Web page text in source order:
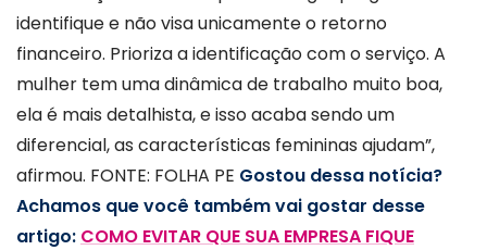
identifique e não visa unicamente o retorno
financeiro. Prioriza a identificação com o serviço. A
mulher tem uma dinâmica de trabalho muito boa,
ela é mais detalhista, e isso acaba sendo um
diferencial, as características femininas ajudam”,
afirmou. FONTE: FOLHA PE Gostou dessa notícia?
Achamos que você também vai gostar desse
artigo: COMO EVITAR QUE SUA EMPRESA FIQUE